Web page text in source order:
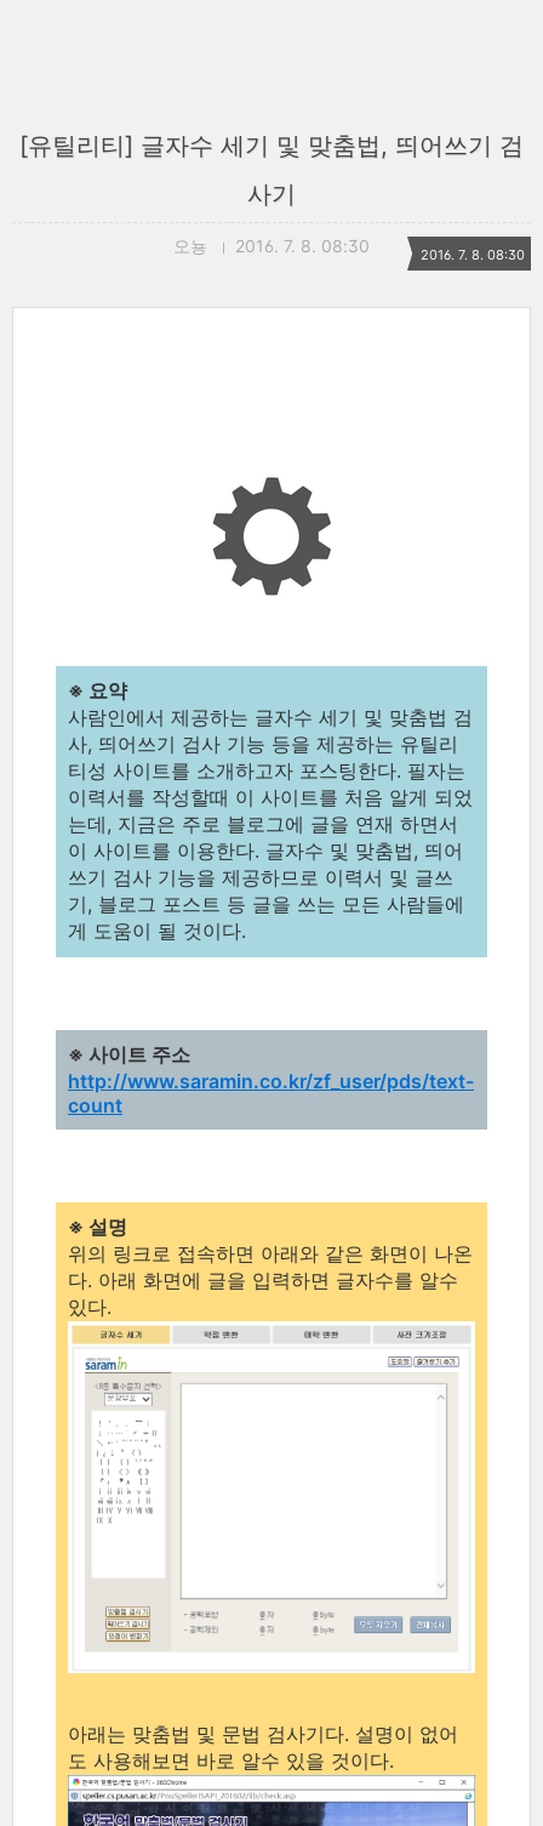
[유틸리티] 글자수 세기 및 맞춤법, 띄어쓰기 검
사기
오뇽 2016. 7. 8. 08:30 2016. 7. 8. 08:30
※ 요약
사람인에서 제공하는 글자수 세기 및 맞춤법 검
사, 띄어쓰기 검사 기능 등을 제공하는 유틸리
티성 사이트를 소개하고자 포스팅한다. 필자는
이력서를 작성할때 이 사이트를 처음 알게 되었
는데, 지금은 주로 블로그에 글을 연재 하면서
이 사이트를 이용한다. 글자수 및 맞춤법, 띄어
쓰기 검사 기능을 제공하므로 이력서 및 글쓰
기, 블로그 포스트 등 글을 쓰는 모든 사람들에
게 도움이 될 것이다.
※ 사이트 주소
http://www.saramin.co.kr/zf_user/pds/text-
count
※ 설명
위의 링크로 접속하면 아래와 같은 화면이 나온
다. 아래 화면에 글을 입력하면 글자수를 알수
있다.
아래는 맞춤법 및 문법 검사기다. 설명이 없어
도 사용해보면 바로 알수 있을 것이다.